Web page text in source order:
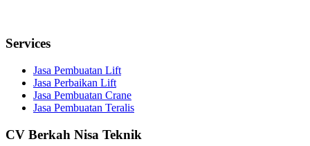
Services
Jasa Pembuatan Lift
Jasa Perbaikan Lift
Jasa Pembuatan Crane
Jasa Pembuatan Teralis
CV Berkah Nisa Teknik